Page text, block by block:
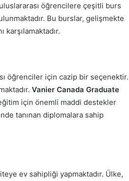
öğrencilere çeşitli burs
Bu burslar, gelişmekte
öğrenciler için cazip bir seçenektir.
Vanier Canada Graduate
için önemli maddi destekler
tanınan diplomalara sahip
ev sahipliği yapmaktadır. Ülke,